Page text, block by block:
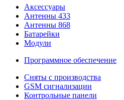
Аксессуары
Антенны 433
Антенны 868
Батарейки
Модули
Программное обеспечение
Сняты с производства
GSM сигнализации
Контрольные панели